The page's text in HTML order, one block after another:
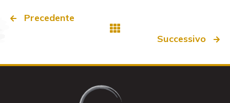
Precedente
Successivo